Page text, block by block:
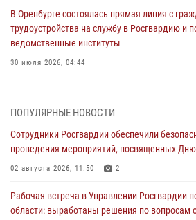
В Оренбурге состоялась прямая линия с
трудоустройства на службу в Росгвардию и
ведомственные институты
30 июля 2026, 04:44
28 июля 2026, 09:41 1
Росгвардейцы обеспечили правопорядок на
ВМФ в Оренбурге
27 июля 2026, 14:36 2
Росгвардейцы предотвратили трагедию:
жизненной ситуации (ВИДЕО)
ПОПУЛЯРНЫЕ НОВОСТИ
Сотрудники Росгвардии обеспечили
проведения мероприятий, посвященных
02 августа 2026, 11:50 2
Рабочая встреча в Управлении Росгвардии
области: выработаны решения по вопросам